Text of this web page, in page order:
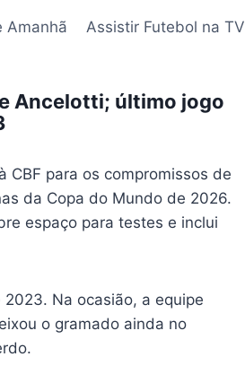
Amanhã Assistir Futebol na TV
Ancelotti; último jogo
CBF para os compromissos de
da Copa do Mundo de 2026.
espaço para testes e inclui
Na ocasião, a equipe
o gramado ainda no